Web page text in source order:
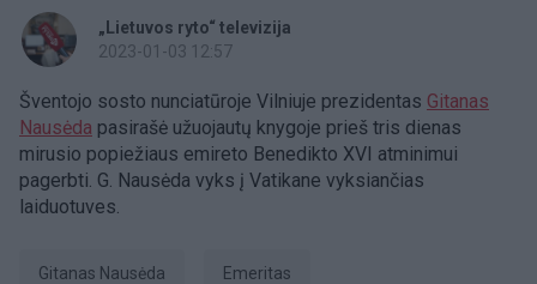
„Lietuvos ryto“ televizija
2023-01-03 12:57
Šventojo sosto nunciatūroje Vilniuje prezidentas Gitanas
Nausėda pasirašė užuojautų knygoje prieš tris dienas
mirusio popiežiaus emireto Benedikto XVI atminimui
pagerbti. G. Nausėda vyks į Vatikane vyksiančias
laiduotuves.
Gitanas Nausėda emeritas